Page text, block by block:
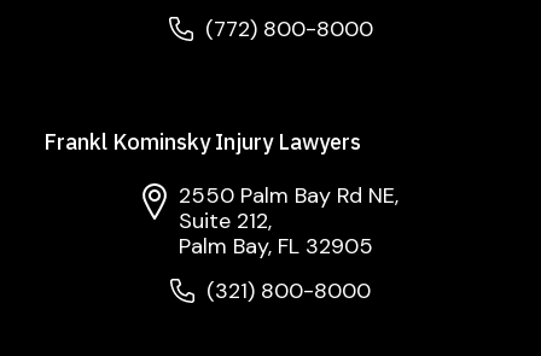
(772) 800-8000
Frankl Kominsky Injury Lawyers
2550 Palm Bay Rd NE,
Suite 212,
Palm Bay, FL 32905
(321) 800-8000